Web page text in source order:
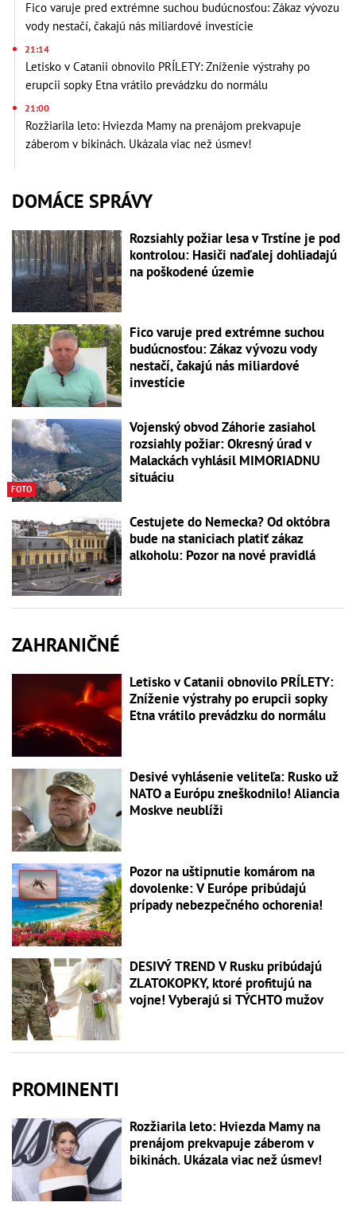
Fico varuje pred extrémne suchou budúcnosťou: Zákaz vývozu
vody nestačí, čakajú nás miliardové investície
21:14
Letisko v Catanii obnovilo PRÍLETY: Zníženie výstrahy po
erupcii sopky Etna vrátilo prevádzku do normálu
21:00
Rozžiarila leto: Hviezda Mamy na prenájom prekvapuje
záberom v bikinách. Ukázala viac než úsmev!
DOMÁCE SPRÁVY
Rozsiahly požiar lesa v Trstíne je pod
kontrolou: Hasiči naďalej dohliadajú
na poškodené územie
Fico varuje pred extrémne suchou
budúcnosťou: Zákaz vývozu vody
nestačí, čakajú nás miliardové
investície
FOTO
Vojenský obvod Záhorie zasiahol
rozsiahly požiar: Okresný úrad v
Malackách vyhlásil MIMORIADNU
situáciu
Cestujete do Nemecka? Od októbra
bude na staniciach platiť zákaz
alkoholu: Pozor na nové pravidlá
ZAHRANIČNÉ
Letisko v Catanii obnovilo PRÍLETY:
Zníženie výstrahy po erupcii sopky
Etna vrátilo prevádzku do normálu
Desivé vyhlásenie veliteľa: Rusko už
NATO a Európu zneškodnilo! Aliancia
Moskve neublíži
Pozor na uštipnutie komárom na
dovolenke: V Európe pribúdajú
prípady nebezpečného ochorenia!
DESIVÝ TREND V Rusku pribúdajú
ZLATOKOPKY, ktoré profitujú na
vojne! Vyberajú si TÝCHTO mužov
PROMINENTI
Rozžiarila leto: Hviezda Mamy na
prenájom prekvapuje záberom v
bikinách. Ukázala viac než úsmev!